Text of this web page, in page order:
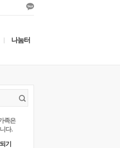
나눔터
족은
다.
기